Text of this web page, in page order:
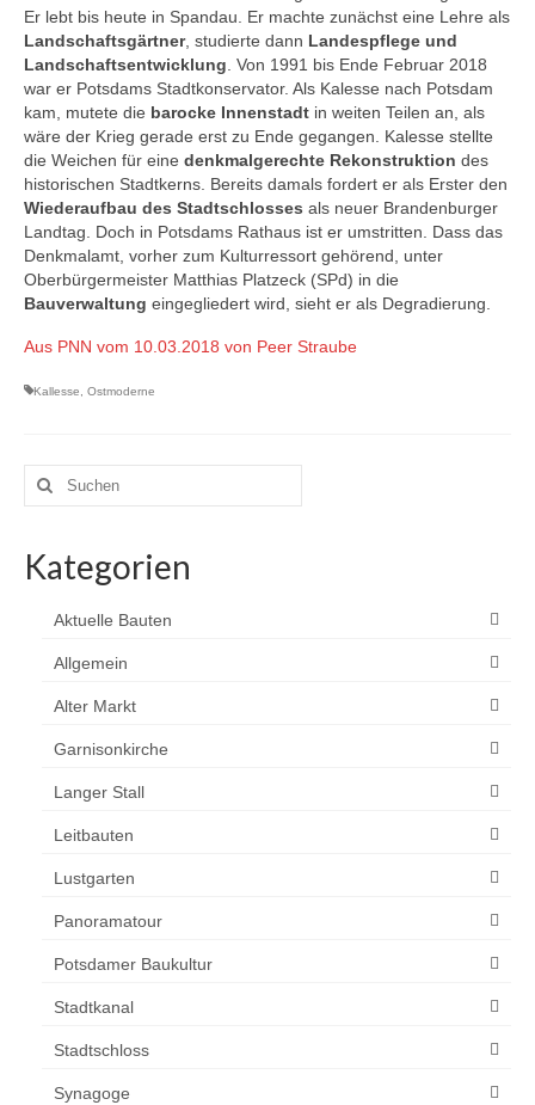
Er lebt bis heute in Spandau. Er machte zunächst eine Lehre als
Landschaftsgärtner, studierte dann Landespflege und
Landschaftsentwicklung . Von 1991 bis Ende Februar 2018
war er Potsdams Stadtkonservator. Als Kalesse nach Potsdam
kam, mutete die barocke Innenstadt in weiten Teilen an, als
wäre der Krieg gerade erst zu Ende gegangen. Kalesse stellte
die Weichen für eine denkmalgerechte Rekonstruktion des
historischen Stadtkerns. Bereits damals fordert er als Erster den
Wiederaufbau des Stadtschlosses als neuer Brandenburger
Landtag. Doch in Potsdams Rathaus ist er umstritten. Dass das
Denkmalamt, vorher zum Kulturressort gehörend, unter
Oberbürgermeister Matthias Platzeck (SPd) in die
Bauverwaltung eingegliedert wird, sieht er als Degradierung.
Aus PNN vom 10.03.2018 von Peer Straube
Kallesse Ostmoderne
Suchen
nach:
Kategorien
Aktuelle Bauten
Allgemein
Alter Markt
Garnisonkirche
Langer Stall
Leitbauten
Lustgarten
Panoramatour
Potsdamer Baukultur
Stadtkanal
Stadtschloss
Synagoge